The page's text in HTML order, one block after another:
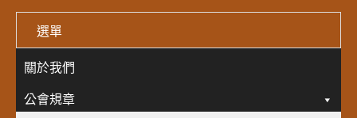
選單
關於我們
公會規章